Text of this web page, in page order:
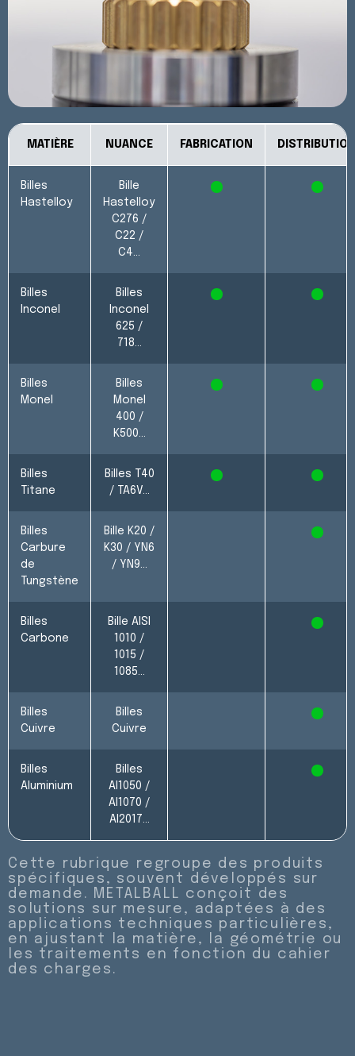
MATIÈRE NUANCE FABRICATION
Billes
Hastelloy
Bille
Hastelloy
C276 /
C22 /
C4…
X X
Billes
Inconel
Billes
Inconel
625 /
718…
X X
Billes
Monel
Billes
Monel
400 /
K500…
X X
Billes
Titane
Billes T40
/ TA6V…
X X
Billes
Carbure
de
Tungstène
Bille K20 /
K30 / YN6
/ YN9…
X
Billes
Carbone
Bille AISI
1010 /
1015 /
1085…
X
Billes
Cuivre
Billes
Cuivre
X
Billes
Aluminium
Billes
Al1050 /
Al1070 /
Al2017…
X
Cette rubrique regroupe des produits
spécifiques, souvent développés sur
demande. METALBALL conçoit des
solutions sur mesure, adaptées à des
applications techniques particulières,
en ajustant la matière, la géométrie ou
les traitements en fonction du cahier
des charges.